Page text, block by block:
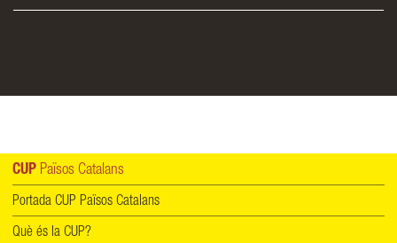
CUP Països Catalans
Portada CUP Països Catalans
Què és la CUP?